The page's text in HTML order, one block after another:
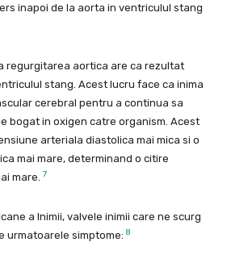
inapoi de la aorta in ventriculul stang
regurgitarea aortica are ca rezultat
stang. Acest lucru face ca inima
cerebral pentru a continua sa
bogat in oxigen catre organism. Acest
arteriala diastolica mai mica si o
mai mare, determinand o citire
mare.
7
a Inimii, valvele inimii care ne scurg
urmatoarele simptome: 8